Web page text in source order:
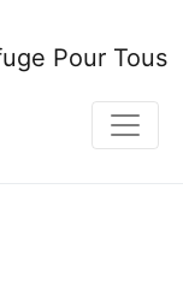
Pour Tous